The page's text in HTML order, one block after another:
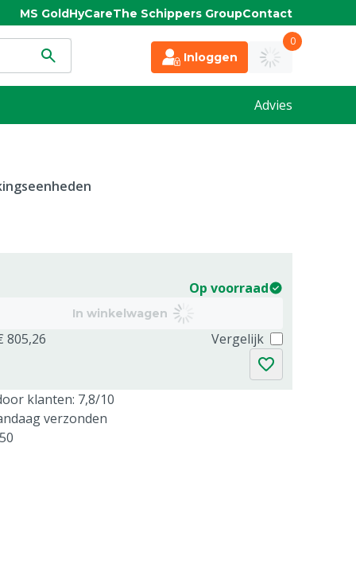
MS GoldHyCareThe Schippers GroupContact
Inloggen
0
Advies
Op voorraad
In winkelwagen
805,26 Vergelijk
klanten: 7,8/10
verzonden